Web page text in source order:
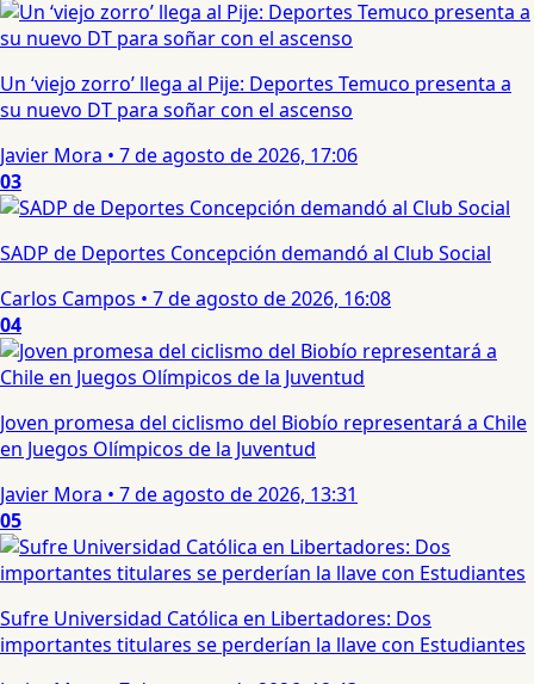
Un ‘viejo zorro’ llega al Pije: Deportes Temuco presenta a
su nuevo DT para soñar con el ascenso
Javier Mora • 7 de agosto de 2026, 17:06
03
SADP de Deportes Concepción demandó al Club Social
Carlos Campos • 7 de agosto de 2026, 16:08
04
Joven promesa del ciclismo del Biobío representará a Chile
en Juegos Olímpicos de la Juventud
Javier Mora • 7 de agosto de 2026, 13:31
05
Sufre Universidad Católica en Libertadores: Dos
importantes titulares se perderían la llave con Estudiantes